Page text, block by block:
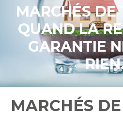
MARCHÉS DE
QUAND LA
GARANTIE
MARCHÉS